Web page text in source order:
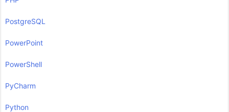
PostgreSQL
PowerPoint
PowerShell
PyCharm
Python